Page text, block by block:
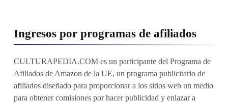
Ingresos por programas de afiliados
CULTURAPEDIA.COM es un participante del Programa de
Afiliados de Amazon de la UE, un programa publicitario de
afiliados diseñado para proporcionar a los sitios web un medio
para obtener comisiones por hacer publicidad y enlazar a